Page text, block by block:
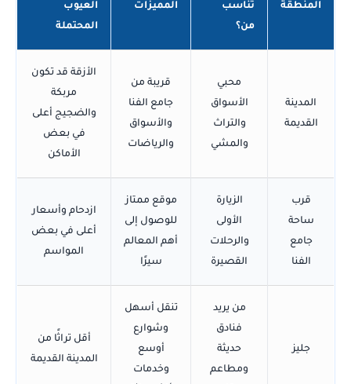
المنطقة
تناسب
من؟
المميزات
العيوب
المحتملة
المدينة
القديمة
محبي
الأسواق
والتراث
والمشي
قريبة من
جامع الفنا
والأسواق
والرياضات
الأزقة قد تكون
مربكة
والضجيج أعلى
في بعض
الأماكن
قرب
ساحة
جامع
الفنا
الزيارة
الأولى
والرحلات
القصيرة
موقع ممتاز
للوصول إلى
أهم المعالم
سيرًا
ازدحام وأسعار
أعلى في بعض
المواسم
جليز
من يريد
فنادق
حديثة
ومطاعم
تنقل أسهل
وشوارع
أوسع
وخدمات
أقل تراثًا من
المدينة القديمة